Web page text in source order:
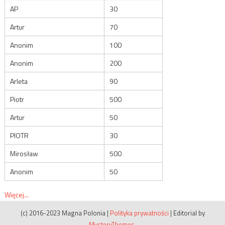
AP
30
Artur
70
Anonim
100
Anonim
200
Arleta
90
Piotr
500
Artur
50
PIOTR
30
Mirosław
500
Anonim
50
Więcej...
(c) 2016-2023 Magna Polonia | Polityka prywatności | Editorial by